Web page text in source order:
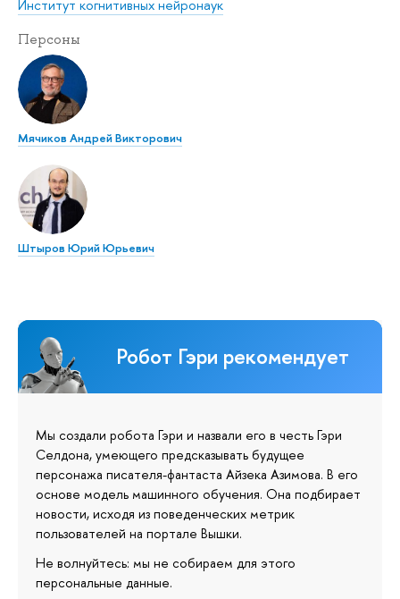
Институт когнитивных нейронаук
Персоны
Мячиков Андрей Викторович
Штыров Юрий Юрьевич
Робот Гэри рекомендует
Мы создали робота Гэри и назвали его в честь Гэри
Селдона, умеющего предсказывать будущее
персонажа писателя-фантаста Айзека Азимова. В его
основе модель машинного обучения. Она подбирает
новости, исходя из поведенческих метрик
пользователей на портале Вышки.
Не волнуйтесь: мы не собираем для этого
персональные данные.